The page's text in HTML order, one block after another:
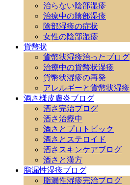
治らない陰部湿疹
治療中の陰部湿疹
陰部湿疹の症状
女性の陰部湿疹
貨幣状
貨幣状湿疹治ったブログ
治療中の貨幣状湿疹
貨幣状湿疹の再発
アレルギーと貨幣状湿疹
酒さ様皮膚炎ブログ
酒さ完治ブログ
酒さ治療中
酒さとプロトピック
酒さとステロイド
酒さスキンケアブログ
酒さと漢方
脂漏性湿疹ブログ
脂漏性湿疹完治ブログ